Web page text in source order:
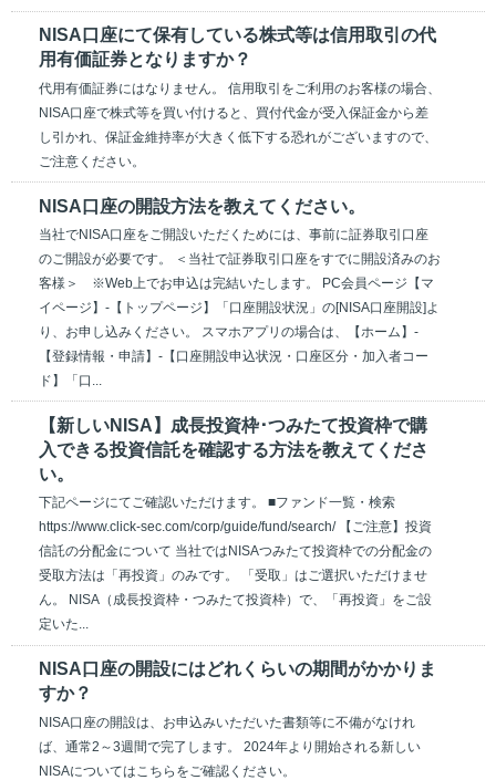
NISA口座にて保有している株式等は信用取引の代
用有価証券となりますか？
代用有価証券にはなりません。 信用取引をご利用のお客様の場合、
NISA口座で株式等を買い付けると、買付代金が受入保証金から差
し引かれ、保証金維持率が大きく低下する恐れがございますので、
ご注意ください。
NISA口座の開設方法を教えてください。
当社でNISA口座をご開設いただくためには、事前に証券取引口座
のご開設が必要です。 ＜当社で証券取引口座をすでに開設済みのお
客様＞ ※Web上でお申込は完結いたします。 PC会員ページ【マ
イページ】-【トップページ】「口座開設状況」の[NISA口座開設]よ
り、お申し込みください。 スマホアプリの場合は、【ホーム】-
【登録情報・申請】-【口座開設申込状況・口座区分・加入者コー
ド】「口...
【新しいNISA】成長投資枠･つみたて投資枠で購
入できる投資信託を確認する方法を教えてくださ
い。
下記ページにてご確認いただけます。 ■ファンド一覧・検索
https://www.click-sec.com/corp/guide/fund/search/ 【ご注意】投資
信託の分配金について 当社ではNISAつみたて投資枠での分配金の
受取方法は「再投資」のみです。 「受取」はご選択いただけませ
ん。 NISA（成長投資枠・つみたて投資枠）で、「再投資」をご設
定いた...
NISA口座の開設にはどれくらいの期間がかかりま
すか？
NISA口座の開設は、お申込みいただいた書類等に不備がなけれ
ば、通常2～3週間で完了します。 2024年より開始される新しい
NISAについてはこちらをご確認ください。